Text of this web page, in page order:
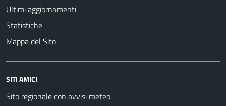
Ultimi aggiornamenti
Statistiche
Mappa del Sito
SITI AMICI
Sito regionale con avvisi meteo